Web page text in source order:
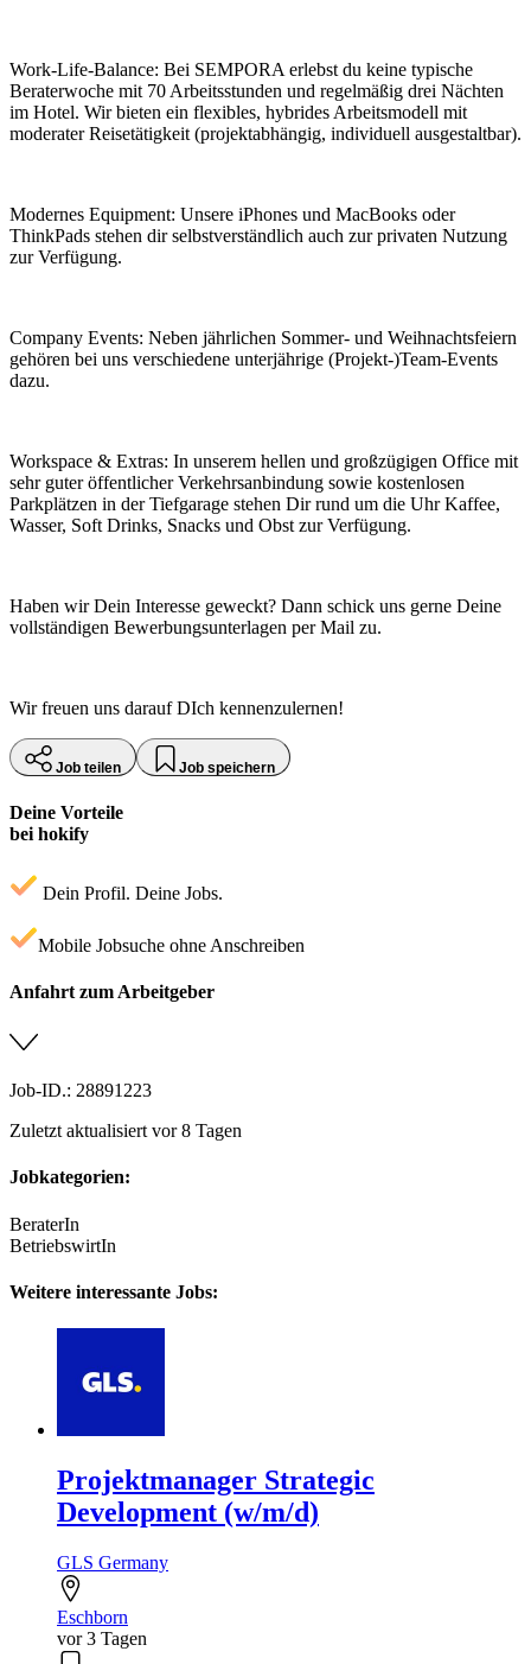
Work-Life-Balance: Bei SEMPORA erlebst du keine typische
Beraterwoche mit 70 Arbeitsstunden und regelmäßig drei Nächten
im Hotel. Wir bieten ein flexibles, hybrides Arbeitsmodell mit
moderater Reisetätigkeit (projektabhängig, individuell ausgestaltbar).
Modernes Equipment: Unsere iPhones und MacBooks oder
ThinkPads stehen dir selbstverständlich auch zur privaten Nutzung
zur Verfügung.
Company Events: Neben jährlichen Sommer- und Weihnachtsfeiern
gehören bei uns verschiedene unterjährige (Projekt-)Team-Events
dazu.
Workspace & Extras: In unserem hellen und großzügigen Office mit
sehr guter öffentlicher Verkehrsanbindung sowie kostenlosen
Parkplätzen in der Tiefgarage stehen Dir rund um die Uhr Kaffee,
Wasser, Soft Drinks, Snacks und Obst zur Verfügung.
Haben wir Dein Interesse geweckt? Dann schick uns gerne Deine
vollständigen Bewerbungsunterlagen per Mail zu.
Wir freuen uns darauf DIch kennenzulernen!
Job teilen Job speichern
Deine Vorteile
bei hokify
Dein Profil. Deine Jobs.
Mobile Jobsuche ohne Anschreiben
Anfahrt zum Arbeitgeber
Job-ID.: 28891223
Zuletzt aktualisiert vor 8 Tagen
Jobkategorien:
BeraterIn
BetriebswirtIn
Weitere interessante Jobs:
Projektmanager Strategic
Development (w/m/d)
GLS Germany
Eschborn
vor 3 Tagen